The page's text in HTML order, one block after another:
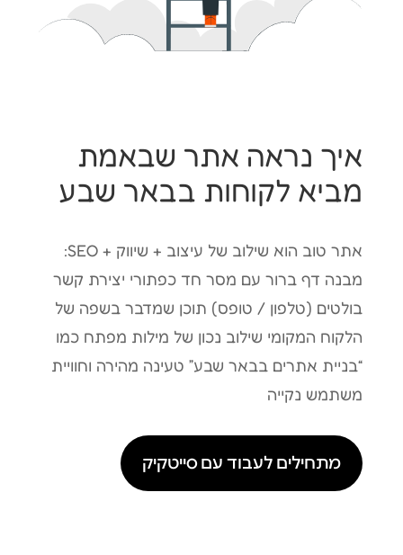
איך נראה אתר שבאמת
מביא לקוחות בבאר שבע
אתר טוב הוא שילוב של עיצוב + שיווק + SEO:
מבנה דף ברור עם מסר חד כפתורי יצירת קשר
בולטים (טלפון / טופס) תוכן שמדבר בשפה של
הלקוח המקומי שילוב נכון של מילות מפתח כמו
“בניית אתרים בבאר שבע” טעינה מהירה וחוויית
משתמש נקייה
מתחילים לעבוד עם סייטקיק